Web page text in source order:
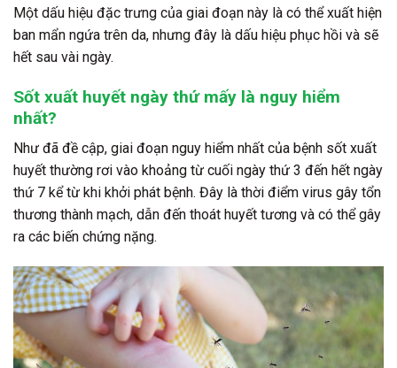
Một dấu hiệu đặc trưng của giai đoạn này là có thể xuất hiện
ban mẩn ngứa trên da, nhưng đây là dấu hiệu phục hồi và sẽ
hết sau vài ngày.
Sốt xuất huyết ngày thứ mấy là nguy hiểm
nhất?
Như đã đề cập, giai đoạn nguy hiểm nhất của bệnh sốt xuất
huyết thường rơi vào khoảng từ cuối ngày thứ 3 đến hết ngày
thứ 7 kể từ khi khởi phát bệnh. Đây là thời điểm virus gây tổn
thương thành mạch, dẫn đến thoát huyết tương và có thể gây
ra các biến chứng nặng.